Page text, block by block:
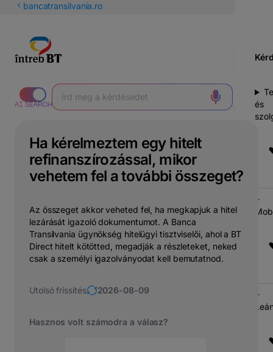
bancatransilvania.ro
és
Ha kérelmeztem egy hitelt
refinanszírozással, mikor
vehetem fel a további összeget?
Az összeget akkor veheted fel, ha megkapjuk a hitel
lezárását igazoló dokumentumot. A Banca
Transilvania ügynökség hitelügyi tisztviselői, ahol a BT
Direct hitelt kötötted, megadják a részleteket, neked
csak a személyi igazolványodat kell bemutatnod.
Utolsó frissítés 2026-08-09
Hasznos volt számodra a válasz?